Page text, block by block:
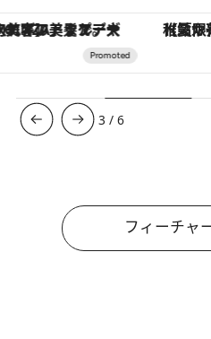
【夏限定ディナーコース】旬を迎える稚鮎や花ズッキーニなどをイタリア・
3 /6
フィーチャ